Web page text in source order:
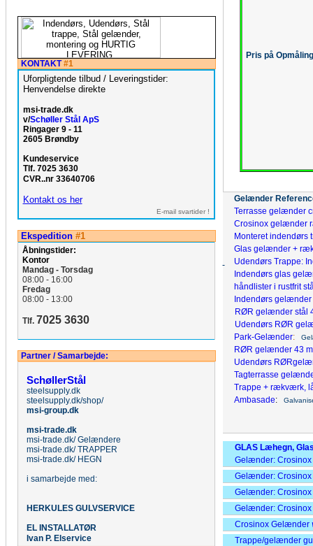
KONTAKT#1
Uforpligtende tilbud / Leveringstider:
Henvendelse direkte
msi-trade.dk
v/Schøller Stål ApS
Ringager 9 - 11
2605 Brøndby
Kundeservice
Tlf. 7025 3630
CVR..nr 33640706
Kontakt os her
E-mail svartider !
Ekspedition#1
Åbningstider:
Kontor
Mandag - Torsdag
08:00 - 16:00
Fredag
08:00 - 13:00
Tlf. 7025 3630
Partner / Samarbejde:
SchøllerStål
steelsupply.dk
steelsupply.dk/shop/
msi-group.dk
msi-trade.dk
msi-trade.dk/ Gelændere
msi-trade.dk/ TRAPPER
msi-trade.dk/ HEGN
i samarbejde med:
HERKULESGULVSERVICE
EL
INSTALLATØR
Ivan P. Elservice
Pris på
Gelænder
Terrasse gelænder
Crosinox gelænder
Monteret
Glas gelænder +
Udendørs Trappe:
Indendørs glas
håndlister i rustfrit
Indendørs gelænder
RØR gelænder stål
Udendørs RØR
Park-Gelænder:
RØR gelænder 43
Udendørs
Tagterrasse
Trappe + rækværk,
Ambasade:
GLAS Læhegn,
Gelænder: Crosinox
Gelænder: Crosinox
Gelænder: Crosinox
Gelænder: Crosinox
Crosinox Gelænder
Trappe/gelænder